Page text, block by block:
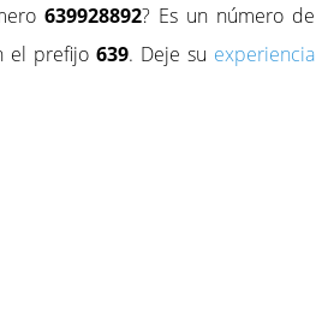
639928892? Es un número de
el prefijo639. Deje su experiencia